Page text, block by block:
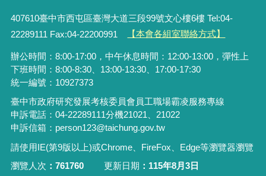
407610臺中市西屯區臺灣大道三段99號文心樓6樓 Tel:04-
22289111 Fax:04-22200991
【本會各組室聯絡方式】
辦公時間：8:00-17:00，中午休息時間：12:00-13:00，彈性上
下班時間：8:00-8:30、13:00-13:30、17:00-17:30
統一編號：10927373
臺中市政府研究發展考核委員會員工職場霸凌服務專線
申訴電話：04-22289111分機21021、21022
申訴信箱：person123@taichung.gov.tw
請使用IE(第9版以上)或Chrome、FireFox、Edge等瀏覽器瀏覽
瀏覽人次
761760 更新日期 115年8月3日